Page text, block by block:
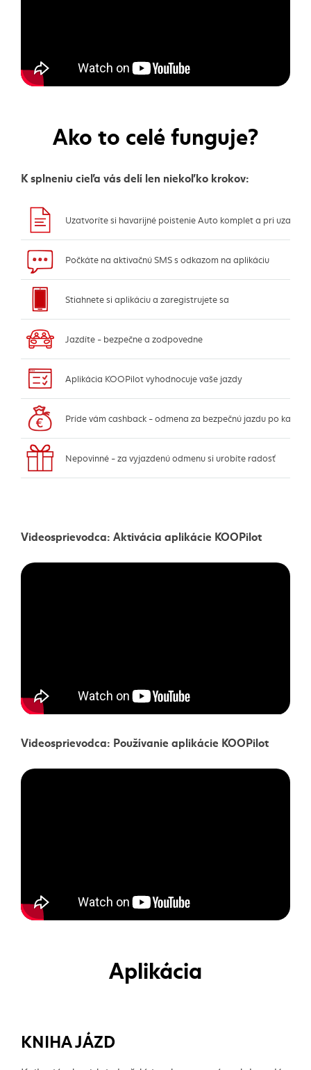
Ako to celé funguje?
K splneniu cieľa vás delí len niekoľko krokov:
Uzatvoríte si havarijné poistenie Auto komplet a pri
Počkáte na aktivačnú SMS s odkazom na aplikáciu
Stiahnete si aplikáciu a zaregistrujete sa
Jazdíte - bezpečne a zodpovedne
Aplikácia KOOPilot vyhodnocuje vaše jazdy
Príde vám cashback - odmena za bezpečnú jazdu po
Nepovinné - za vyjazdenú odmenu si urobíte radosť
Videosprievodca: Aktivácia aplikácie KOOPilot
Videosprievodca: Používanie aplikácie KOOPilot
Aplikácia
KNIHA JÁZD